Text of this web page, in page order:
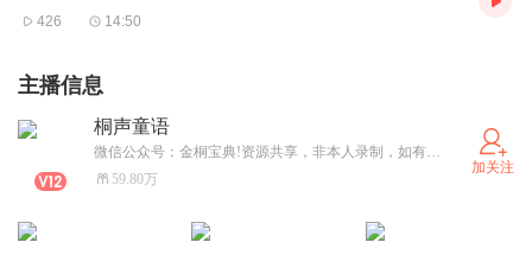
426 14:50
主播信息
桐声童语
微信公众号：金桐宝典!资源共享，非本人录制，如有侵权请告知删除，谢谢。为了宝贝，加油！
59.80万
加关注